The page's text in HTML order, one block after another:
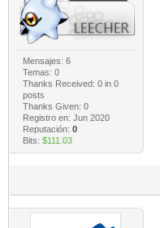
Mensajes: 6
Temas: 0
Thanks Received: 0in 0
posts
Thanks Given: 0
Registro en: Jun 2020
Reputación: 0
Bits: $111.03